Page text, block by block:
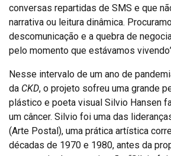
conversas repartidas de SMS e que
narrativa ou leitura dinâmica.
descomunicação e a quebra de
pelo momento que estávamos
Nesse intervalo de um ano de
da CKD, o projeto sofreu uma grande
plástico e poeta visual Silvio Hansen
um câncer. Silvio foi uma das
(Arte Postal), uma prática artística
décadas de 1970 e 1980, antes da